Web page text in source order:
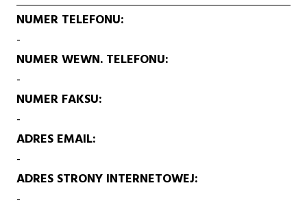
NUMER TELEFONU
-
NUMER WEWN. TELEFONU
-
NUMER FAKSU
-
ADRES EMAIL
-
ADRES STRONY INTERNETOWEJ
-